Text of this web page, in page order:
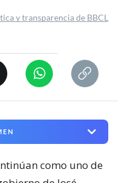
y transparencia de BBCL
como uno de